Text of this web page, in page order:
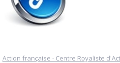
Action française - Centre Royaliste